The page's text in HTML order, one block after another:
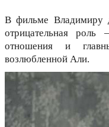
В фильме Владимиру
отрицательная
отношения и
возлюбленной Али.